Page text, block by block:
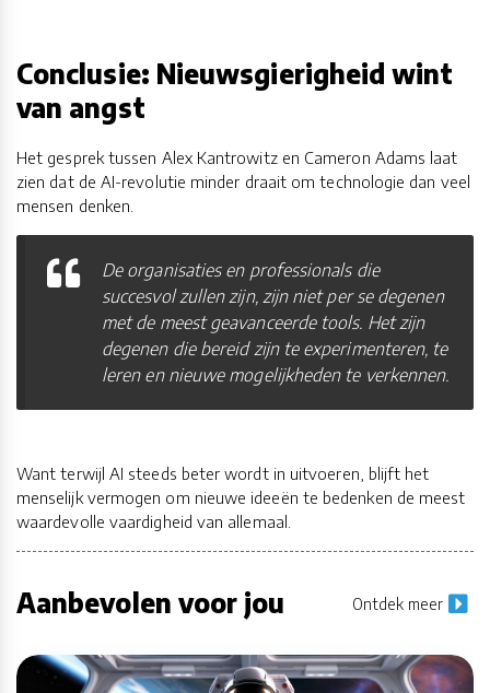
Conclusie: Nieuwsgierigheid wint
van angst
Het gesprek tussen Alex Kantrowitz en Cameron Adams laat
zien dat de AI-revolutie minder draait om technologie dan veel
mensen denken.
De organisaties en professionals die
succesvol zullen zijn, zijn niet per se degenen
met de meest geavanceerde tools. Het zijn
degenen die bereid zijn te experimenteren, te
leren en nieuwe mogelijkheden te verkennen.
Want terwijl AI steeds beter wordt in uitvoeren, blijft het
menselijk vermogen om nieuwe ideeën te bedenken de meest
waardevolle vaardigheid van allemaal.
Aanbevolen voor jou Ontdek meer